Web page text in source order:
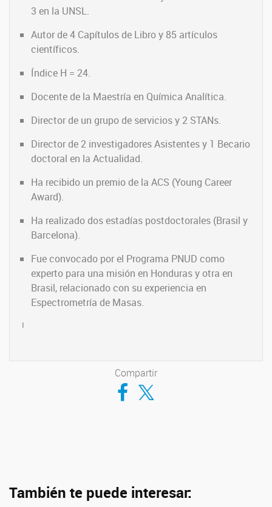
3 en la UNSL.
Autor de 4 Capítulos de Libro y 85 artículos
científicos.
Índice H = 24.
Docente de la Maestría en Química Analítica.
Director de un grupo de servicios y 2 STANs.
Director de 2 investigadores Asistentes y 1 Becario
doctoral en la Actualidad.
Ha recibido un premio de la ACS (Young Career
Award).
Ha realizado dos estadías postdoctorales (Brasil y
Barcelona).
Fue convocado por el Programa PNUD como
experto para una misión en Honduras y otra en
Brasil, relacionado con su experiencia en
Espectrometría de Masas.
I
Compartir
Compartir en Facebook
Compartir en Twitter
También te puede interesar: